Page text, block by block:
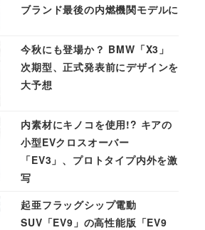
ブランド最後の内燃機関モデルに
今秋にも登場か？ BMW「X3」
次期型、正式発表前にデザインを
大予想
内素材にキノコを使用!? キアの
小型EVクロスオーバー
「EV3」、プロトタイプ内外を激
写
起亜フラッグシップ電動
SUV「EV9」の高性能版「EV9